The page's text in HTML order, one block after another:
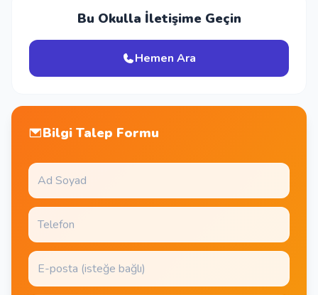
Bu Okulla İletişime Geçin
Hemen Ara
Bilgi Talep Formu